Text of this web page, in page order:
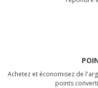
Achetez et économisez de
points